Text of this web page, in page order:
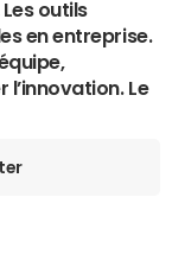
outils
en entreprise.
Le